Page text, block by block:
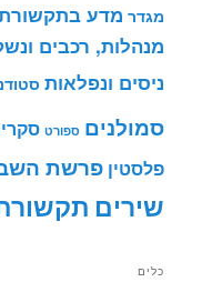
מגדר מדע
מנהלות, רכבים
ניסים ונפלאות
סמולנים ספורט
פלסטין פרשת
שירים
כלים